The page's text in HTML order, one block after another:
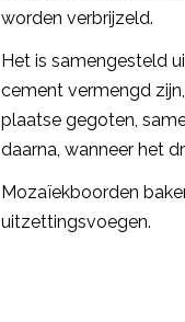
worden verbrijzeld.
Het is samengesteld
cement vermengd
plaatse gegoten,
daarna, wanneer het
Mozaïekboorden
uitzettingsvoegen.